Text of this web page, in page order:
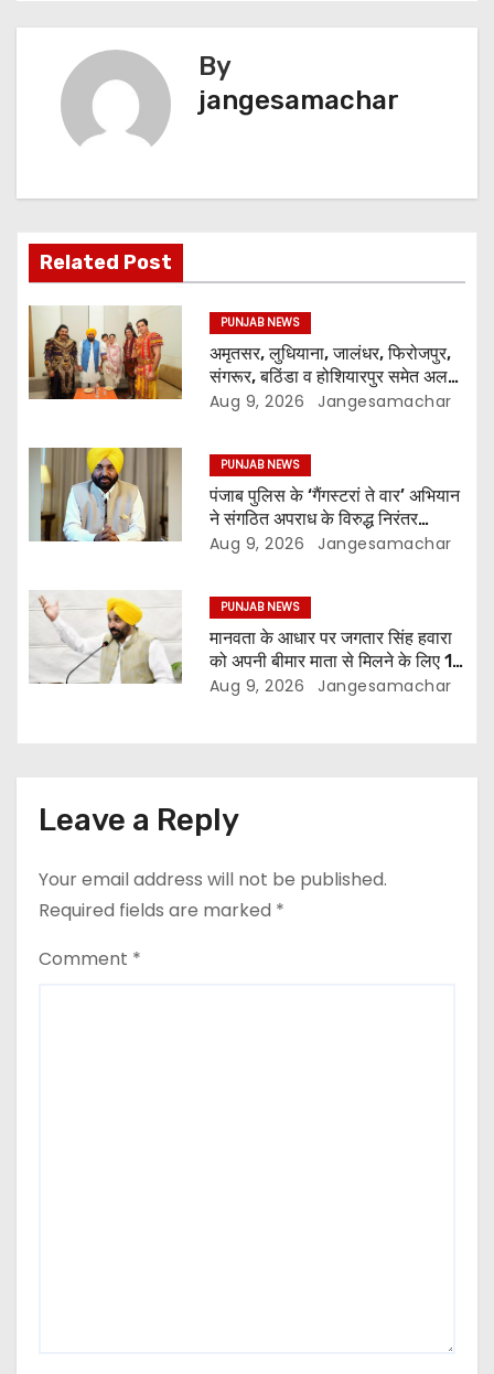
By
jangesamachar
Related Post
PUNJAB NEWS
अमृतसर, लुधियाना, जालंधर, फिरोजपुर,
संगरूर, बठिंडा व होशियारपुर समेत अलग-
अलग स्थानों पर ये शो होगा- भगवंत सिंह
Aug 9, 2026 Jangesamachar
PUNJAB NEWS
पंजाब पुलिस के ‘गैंगस्टरां ते वार’ अभियान
ने संगठित अपराध के विरुद्ध निरंतर
कार्रवाई के 200 दिन पूरे किए ; 1.09
Aug 9, 2026 Jangesamachar
PUNJAB NEWS
मानवता के आधार पर जगतार सिंह हवारा
को अपनी बीमार माता से मिलने के लिए 10
दिन की पैरोल दी जानी चाहिए- मुख्यमंत्री
Aug 9, 2026 Jangesamachar
Leave a Reply
Your email address will not be published.
Required fields are marked *
Comment *